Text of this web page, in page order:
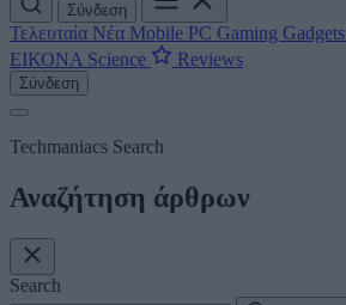
Σύνδεση
Τελευταία Νέα Mobile PC Gaming Gadgets
ΕΙΚΟΝΑ Science Reviews
Σύνδεση
Techmaniacs Search
Αναζήτηση άρθρων
Search